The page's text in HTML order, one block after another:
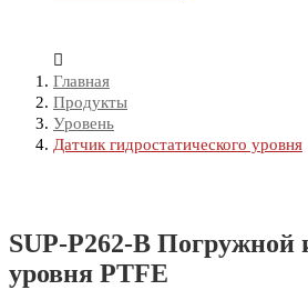
Главная
Продукты
Уровень
Датчик гидростатического уровня
SUP-P262-B Погружной
уровня PTFE